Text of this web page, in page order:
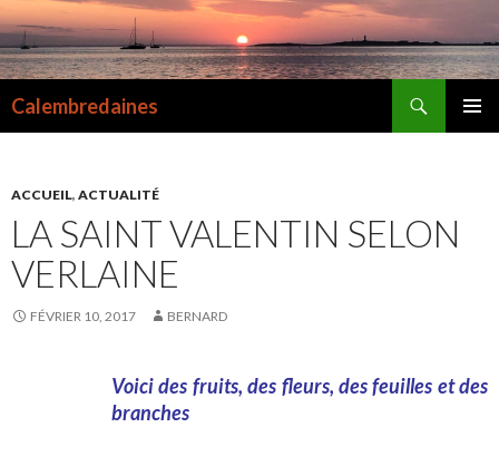
Calembredaines
ACCUEIL, ACTUALITÉ
LA SAINT VALENTIN SELON
VERLAINE
FÉVRIER 10, 2017 BERNARD
Voici des fruits, des fleurs, des feuilles et des
branches